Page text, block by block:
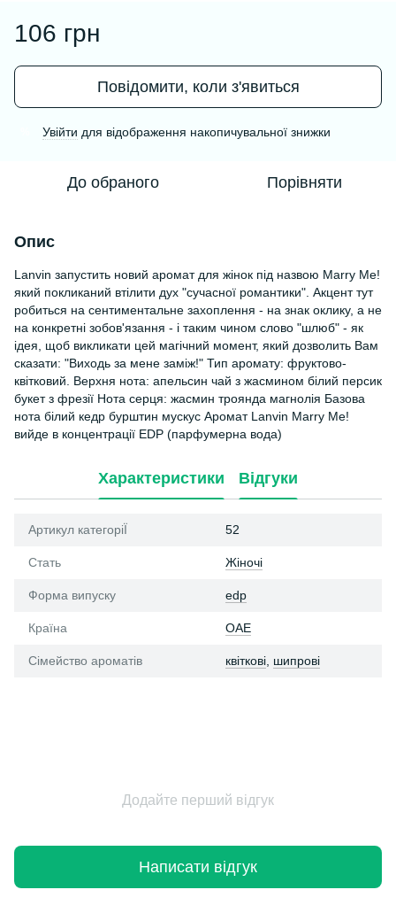
106 грн
Повідомити, коли з'явиться
Увійти для відображення накопичувальної знижки
До обраного Порівняти
Опис
Lanvin запустить новий аромат для жінок під назвою Marry Me!
який покликаний втілити дух "сучасної романтики". Акцент тут
робиться на сентиментальне захоплення - на знак оклику, а не
на конкретні зобов'язання - і таким чином слово "шлюб" - як
ідея, щоб викликати цей магічний момент, який дозволить Вам
сказати: "Виходь за мене заміж!" Тип аромату: фруктово-
квітковий. Верхня нота: апельсин чай з жасмином білий персик
букет з фрезії Нота серця: жасмин троянда магнолія Базова
нота білий кедр бурштин мускус Аромат Lanvin Marry Me!
вийде в концентрації EDP (парфумерна вода)
Характеристики Відгуки
Артикул категоріЇ 52
Стать Жіночі
Форма випуску edp
Країна ОАЕ
Сімейство ароматів квіткові шипрові
Додайте перший відгук
Написати відгук